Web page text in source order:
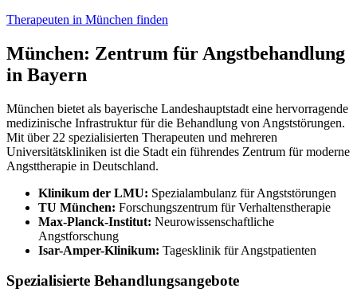
Therapeuten in München finden
München: Zentrum für Angstbehandlung
in Bayern
München bietet als bayerische Landeshauptstadt eine hervorragende
medizinische Infrastruktur für die Behandlung von Angststörungen.
Mit über 22 spezialisierten Therapeuten und mehreren
Universitätskliniken ist die Stadt ein führendes Zentrum für moderne
Angsttherapie in Deutschland.
Klinikum der LMU: Spezialambulanz für Angststörungen
TU München: Forschungszentrum für Verhaltenstherapie
Max-Planck-Institut: Neurowissenschaftliche
Angstforschung
Isar-Amper-Klinikum: Tagesklinik für Angstpatienten
Spezialisierte Behandlungsangebote